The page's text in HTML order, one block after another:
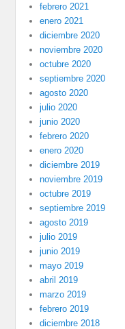
febrero 2021
enero 2021
diciembre 2020
noviembre 2020
octubre 2020
septiembre 2020
agosto 2020
julio 2020
junio 2020
febrero 2020
enero 2020
diciembre 2019
noviembre 2019
octubre 2019
septiembre 2019
agosto 2019
julio 2019
junio 2019
mayo 2019
abril 2019
marzo 2019
febrero 2019
diciembre 2018